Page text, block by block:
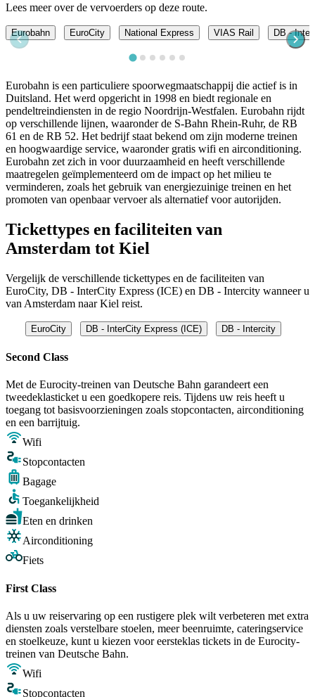
Lees meer over de vervoerders op deze route.
Eurobahn EuroCity National Express VIAS Rail DB -
Eurobahn is een particuliere spoorwegmaatschappij die actief is in
Duitsland. Het werd opgericht in 1998 en biedt regionale en
pendeltreindiensten in de regio Noordrijn-Westfalen. Eurobahn rijdt
op verschillende lijnen, waaronder de S-Bahn Rhein-Ruhr, de RB
61 en de RB 52. Het bedrijf staat bekend om zijn moderne treinen
en hoogwaardige service, waaronder gratis wifi en airconditioning.
Eurobahn zet zich in voor duurzaamheid en heeft verschillende
maatregelen geïmplementeerd om de impact op het milieu te
verminderen, zoals het gebruik van energiezuinige treinen en het
promoten van openbaar vervoer als alternatief voor autorijden.
Tickettypes en faciliteiten van
Amsterdam tot Kiel
Vergelijk de verschillende tickettypes en de faciliteiten van
EuroCity, DB - InterCity Express (ICE) en DB - Intercity wanneer u
van Amsterdam naar Kiel reist.
EuroCity DB - InterCity Express (ICE) DB - Intercity
Second Class
Met de Eurocity-treinen van Deutsche Bahn garandeert een
tweedeklasticket u een goedkopere reis. Tijdens uw reis heeft u
toegang tot basisvoorzieningen zoals stopcontacten, airconditioning
en een barrijtuig.
Wifi
Stopcontacten
Bagage
Toegankelijkheid
Eten en drinken
Airconditioning
Fiets
First Class
Als u uw reiservaring op een rustigere plek wilt verbeteren met extra
diensten zoals verstelbare stoelen, meer beenruimte, cateringservice
en stoelkeuze, kunt u kiezen voor eersteklas tickets in de Eurocity-
treinen van Deutsche Bahn.
Wifi
Stopcontacten